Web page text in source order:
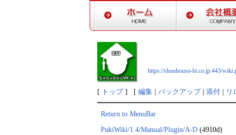
https://shoubouso-bi.co.jp:443/
[ トップ] [ 編集 | バックアップ| 添付 | リ
Return to MenuBar
PukiWiki/1.4/Manual/Plugin/A-D (4910d)